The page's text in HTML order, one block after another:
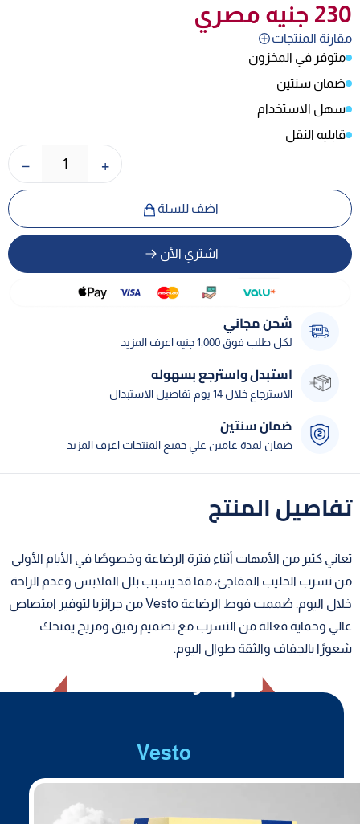
230 جنيه مصري
مقارنة المنتجات
متوفر في المخزون
ضمان سنتين
سهل الاستخدام
قابليه النقل
− 1 +
اضف للسلة
اشتري الأن
شحن مجاني
لكل طلب فوق 1,000 جنيه اعرف المزيد
استبدل واسترجع بسهوله
الاسترجاع خلال 14 يوم تفاصيل الاستبدال
ضمان سنتين
ضمان لمدة عامين علي جميع المنتجات اعرف المزيد
تفاصيل المنتج
تعاني كثير من الأمهات أثناء فترة الرضاعة وخصوصًا في الأيام الأولى
من تسرب الحليب المفاجئ، مما قد يسبب بلل الملابس وعدم الراحة
خلال اليوم. صُممت فوط الرضاعة Vesto من جرانزيا لتوفير امتصاص
عالي وحماية فعالة من التسرب مع تصميم رقيق ومريح يمنحك
شعورًا بالجفاف والثقة طوال اليوم.
أهم المواصفات
Vesto